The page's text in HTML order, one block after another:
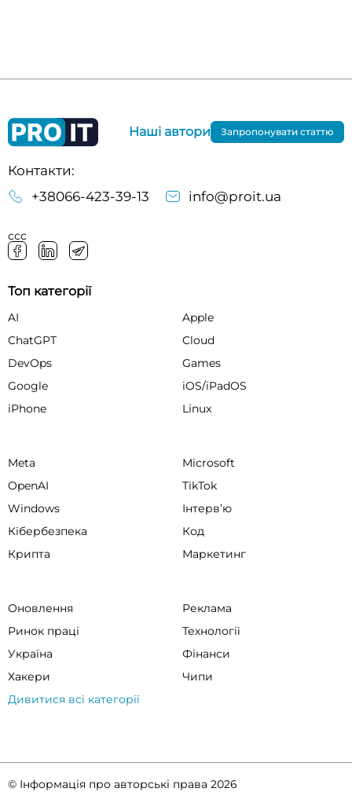
Контакти:
+38066-423-39-13
info@proit.ua
ссс
Наші автори Запропонувати статтю
Топ категорії
AI
Apple
ChatGPT
Cloud
DevOps
Games
Google
iOS/iPadOS
iPhone
Linux
Meta
Microsoft
OpenAI
TikTok
Windows
Інтервʼю
Кібербезпека
Код
Крипта
Маркетинг
Оновлення
Реклама
Ринок праці
Технології
Україна
Фінанси
Хакери
Чипи
Дивитися всі категорії
© Інформація про авторські права 2026